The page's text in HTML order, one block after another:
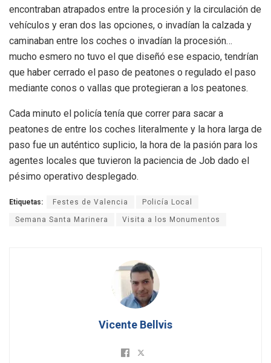
encontraban atrapados entre la procesión y la circulación de
vehículos y eran dos las opciones, o invadían la calzada y
caminaban entre los coches o invadían la procesión…
mucho esmero no tuvo el que diseñó ese espacio, tendrían
que haber cerrado el paso de peatones o regulado el paso
mediante conos o vallas que protegieran a los peatones.
Cada minuto el policía tenía que correr para sacar a
peatones de entre los coches literalmente y la hora larga de
paso fue un auténtico suplicio, la hora de la pasión para los
agentes locales que tuvieron la paciencia de Job dado el
pésimo operativo desplegado.
Etiquetas: Festes de Valencia Policía Local
Semana Santa Marinera Visita a los Monumentos
Vicente Bellvis